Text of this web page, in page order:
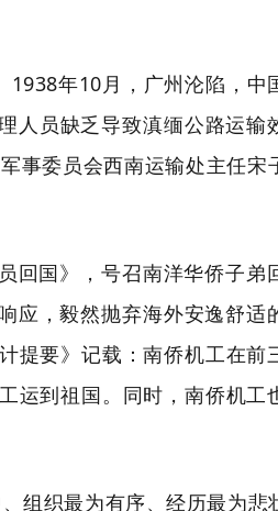
年10月，广州沦陷，中
员缺乏导致滇缅公路运输
事委员会西南运输处主任宋
回国》，号召南洋华侨子弟
应，毅然抛弃海外安逸舒适
提要》记载：南侨机工在前
运到祖国。同时，南侨机工
组织最为有序、经历最为悲